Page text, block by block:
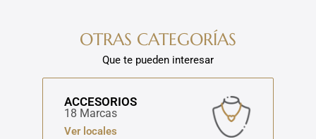
OTRAS CATEGORÍAS
Que te pueden interesar
ACCESORIOS
18 Marcas
Ver locales